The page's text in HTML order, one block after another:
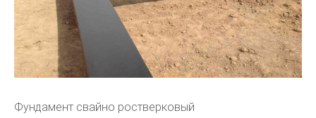
Фундамент свайно ростверковый